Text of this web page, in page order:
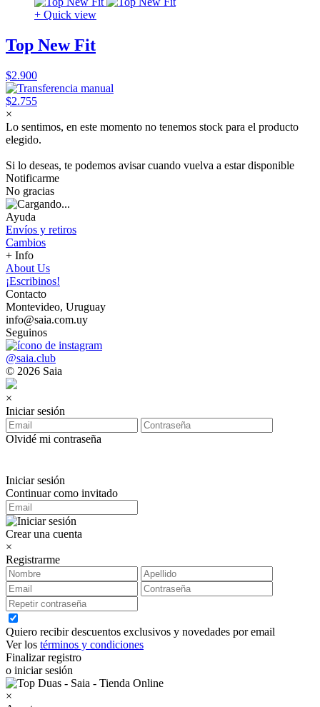
+ Quick view
Top New Fit
$2.900
$2.755
×
Lo sentimos, en este momento no tenemos stock para el producto
elegido.
Si lo deseas, te podemos avisar cuando vuelva a estar disponible
Notificarme
No gracias
Ayuda
Envíos y retiros
Cambios
+ Info
About Us
¡Escribinos!
Contacto
Montevideo, Uruguay
info@saia.com.uy
Seguinos
@saia.club
© 2026 Saia
×
Iniciar sesión
Olvidé mi contraseña
Iniciar sesión
Continuar como invitado
Crear una cuenta
×
Registrarme
Quiero recibir descuentos exclusivos y novedades por email
Ver los términos y condiciones
Finalizar registro
o iniciar sesión
×